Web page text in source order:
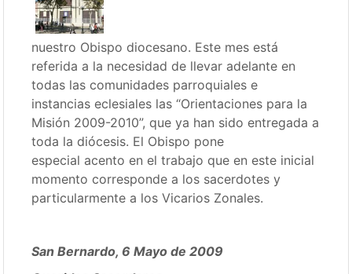
nuestro Obispo diocesano. Este mes está
referida a la necesidad de llevar adelante en
todas las comunidades parroquiales e
instancias eclesiales las “Orientaciones para la
Misión 2009-2010”, que ya han sido entregada a
toda la diócesis. El Obispo pone
especial acento en el trabajo que en este inicial
momento corresponde a los sacerdotes y
particularmente a los Vicarios Zonales.
San Bernardo, 6 Mayo de 2009